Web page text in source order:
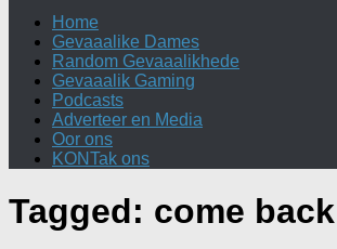
Home
Gevaaalike Dames
Random Gevaaalikhede
Gevaaalik Gaming
Podcasts
Adverteer en Media
Oor ons
KONTak ons
Tagged: come